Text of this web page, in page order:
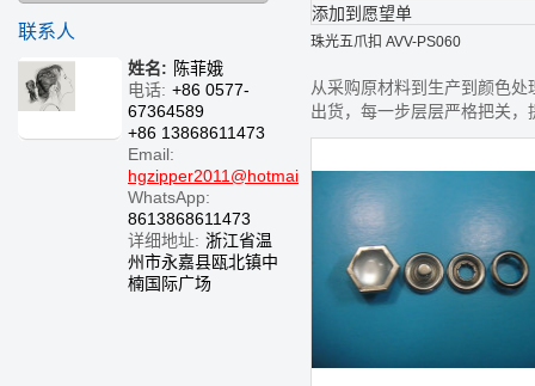
联系人
姓名: 陈菲娥
电话: +86 0577-
67364589
+86 13868611473
Email:
hgzipper2011@hotmail.com
WhatsApp:
8613868611473
详细地址: 浙江省温
州市永嘉县瓯北镇中
楠国际广场
添加到愿望单
珠光五爪扣 AVV-PS060
从采购原材料到生产到颜色处
出货，每一步层层严格把关，
最好的钮扣给您